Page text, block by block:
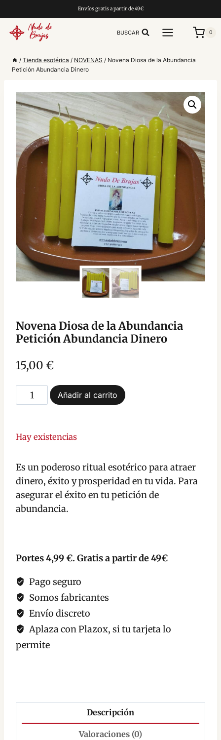
al
contenido
Envíos gratis a partir de 49€
BUSCAR 0
/ Tienda esotérica / NOVENAS / Novena Diosa de la Abundancia
Petición Abundancia Dinero
Novena Diosa de la Abundancia
Petición Abundancia Dinero
15,00 €
Es un poderoso ritual esotérico para atraer
dinero, éxito y prosperidad en tu vida. Para
asegurar el éxito en tu petición de
abundancia.
Hay existencias
Novena
Diosa
la
Abundancia
Dinero
cantidad
Añadir al carrito
Portes 4,99 €. Gratis a partir de 49€
Pago seguro
Somos fabricantes
Envío discreto
Aplaza con Plazox, si tu tarjeta lo
permite
Descripción
Valoraciones (0)